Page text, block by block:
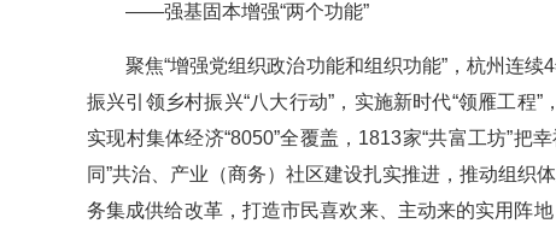
——强基固本增强“两个功能”
聚焦“增强党组织政治功能和组织功能”，杭州连
振兴引领乡村振兴“八大行动”，实施新时代“领雁工程”
实现村集体经济“8050”全覆盖，1813家“共富工坊”
同”共治、产业（商务）社区建设扎实推进，推动组织
务集成供给改革，打造市民喜欢来、主动来的实用阵